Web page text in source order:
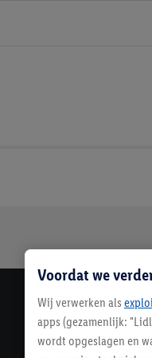
klant
Voordat we
Wij verwerken als
apps (gezamenlijk:
wordt opgeslagen en